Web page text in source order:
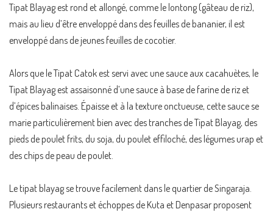
Tipat Blayag est rond et allongé, comme le lontong (gâteau de riz),
mais au lieu d’être enveloppé dans des feuilles de bananier, il est
enveloppé dans de jeunes feuilles de cocotier.
Alors que le Tipat Catok est servi avec une sauce aux cacahuètes, le
Tipat Blayag est assaisonné d’une sauce à base de farine de riz et
d’épices balinaises. Épaisse et à la texture onctueuse, cette sauce se
marie particulièrement bien avec des tranches de Tipat Blayag, des
pieds de poulet frits, du soja, du poulet effiloché, des légumes urap et
des chips de peau de poulet.
Le tipat blayag se trouve facilement dans le quartier de Singaraja.
Plusieurs restaurants et échoppes de Kuta et Denpasar proposent